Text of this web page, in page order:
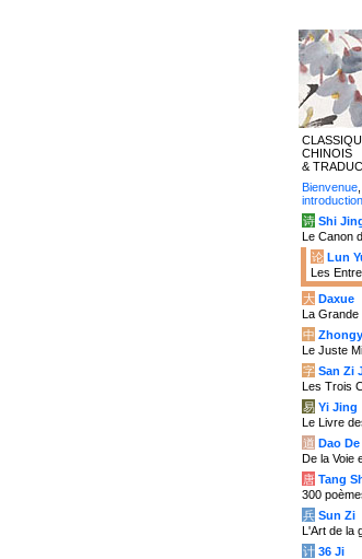
CHINOIS
&
Bienvenue
introduction
诗 Shi
Le Canon
论 Lun
Les
大 Daxue
La Grande
中
Le Juste
字 San Zi
Les Trois
易 Yi Jing
Le Livre
道 Dao
De la Voie
唐 Tang
300
兵 Sun Zi
L'Art de la
计 36 Ji